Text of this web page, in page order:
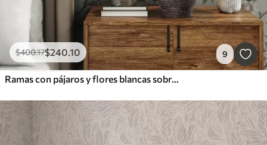
$400.17$240.10 9
Ramas con pájaros y flores blancas sobre un fondo delicado